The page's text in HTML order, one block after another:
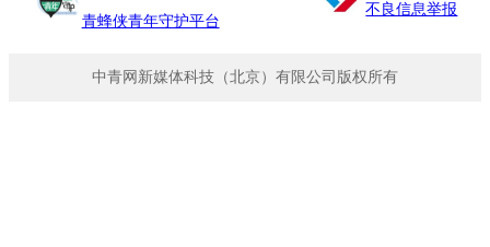
青蜂侠青年守护平台
不良信息举报
中青网新媒体科技（北京）有限公司版权所有